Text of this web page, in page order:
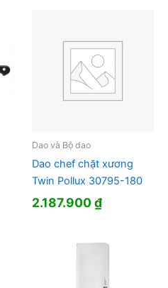
Dao và Bộ dao
Dao chef chặt xương
Twin Pollux 30795-180
2.187.900₫